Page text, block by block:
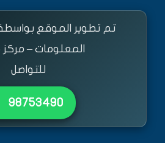
تم تطوير الموقع
المعلومات –
للتواصل
٩٨٧٥٣٤٩٠